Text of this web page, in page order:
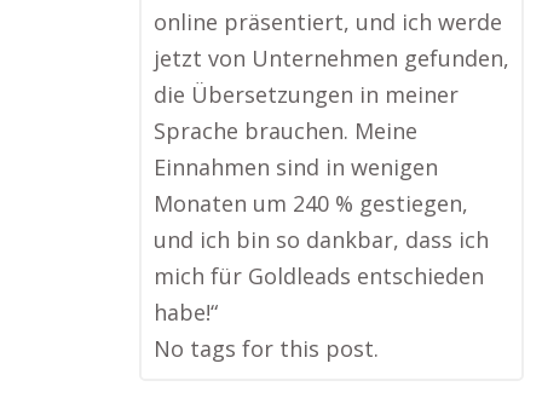
online präsentiert, und ich werde
jetzt von Unternehmen gefunden,
die Übersetzungen in meiner
Sprache brauchen. Meine
Einnahmen sind in wenigen
Monaten um 240 % gestiegen,
und ich bin so dankbar, dass ich
mich für Goldleads entschieden
habe!“
No tags for this post.